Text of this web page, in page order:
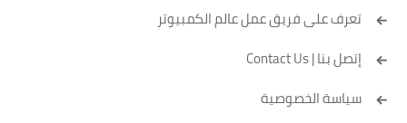
تعرف على فريق عمل عالم الكمبيوتر
إتصل بنا | Contact Us
سياسة الخصوصية